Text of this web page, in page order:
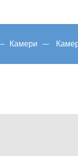
Камери